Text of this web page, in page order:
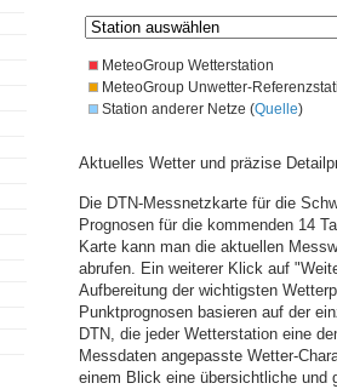
MeteoGroup Wetterstation
MeteoGroup Unwetter-
Station anderer Netze (Quelle)
Aktuelles Wetter und präzise
Die DTN-Messnetzkarte für die
Prognosen für die kommenden 14
Karte kann man die aktuellen
abrufen. Ein weiterer Klick auf
Aufbereitung der wichtigsten
Punktprognosen basieren auf der
DTN, die jeder Wetterstation eine
Messdaten angepasste Wetter-
einem Blick eine übersichtliche und